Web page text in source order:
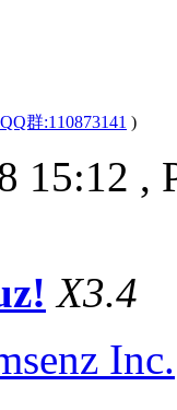
群:110873141 )
15:12 ,
X3.4
Inc.